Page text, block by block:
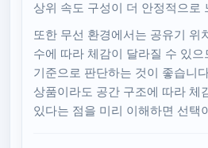
상위 속도 구성이 더 안정적으로
또한 무선 환경에서는 공유기 위
수에 따라 체감이 달라질 수 있
기준으로 판단하는 것이 좋습니
상품이라도 공간 구조에 따라 체
있다는 점을 미리 이해하면 선택